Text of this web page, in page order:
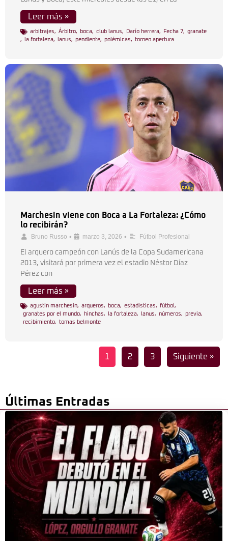
Leer más »
arbitrajes, Árbitro, boca, club lanus, Darío herrera, Fecha 7, granate
,
la fortaleza, lanus, pendiente, polémicas, torneo apertura
Marchesin viene con Boca a La Fortaleza: ¿Cómo
lo recibirán?
Bruno Russo • marzo 3, 2026 • Fútbol Profesional
El arquero campeón con Lanús de la Copa Sudamericana
2013, visitará por primera vez el estadio Néstor Díaz
Pérez con
Leer más »
agustín marchesin, arqueros, boca, estadísticas, fútbol ,
granates por el mundo, hinchas, la fortaleza, lanus, números, previa,
recibimiento, tomas belmonte
1 2 3 Siguiente »
Últimas Entradas